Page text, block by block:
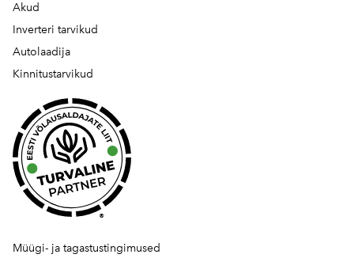
Akud
Inverteri tarvikud
Autolaadija
Kinnitustarvikud
®
Müügi- ja tagastustingimused